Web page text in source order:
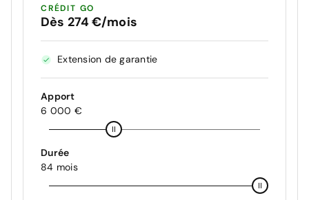
CRÉDIT GO
Dès 274 €/mois
Extension de garantie
Apport
6 000 €
Durée
84 mois